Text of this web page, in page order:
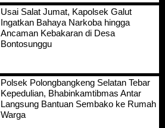
Usai Salat Jumat, Kapolsek Galut
Ingatkan Bahaya Narkoba hingga
Ancaman Kebakaran di Desa
Bontosunggu
Polsek Polongbangkeng Selatan Tebar
Kepedulian, Bhabinkamtibmas Antar
Langsung Bantuan Sembako ke Rumah
Warga